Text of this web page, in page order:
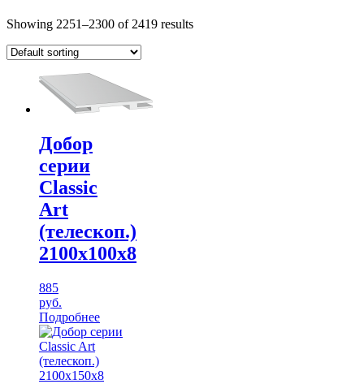
Showing 2251–2300 of 2419 results
Добор
серии
Classic
Art
(телескоп.)
2100х100х8
885
руб.
Подробнее